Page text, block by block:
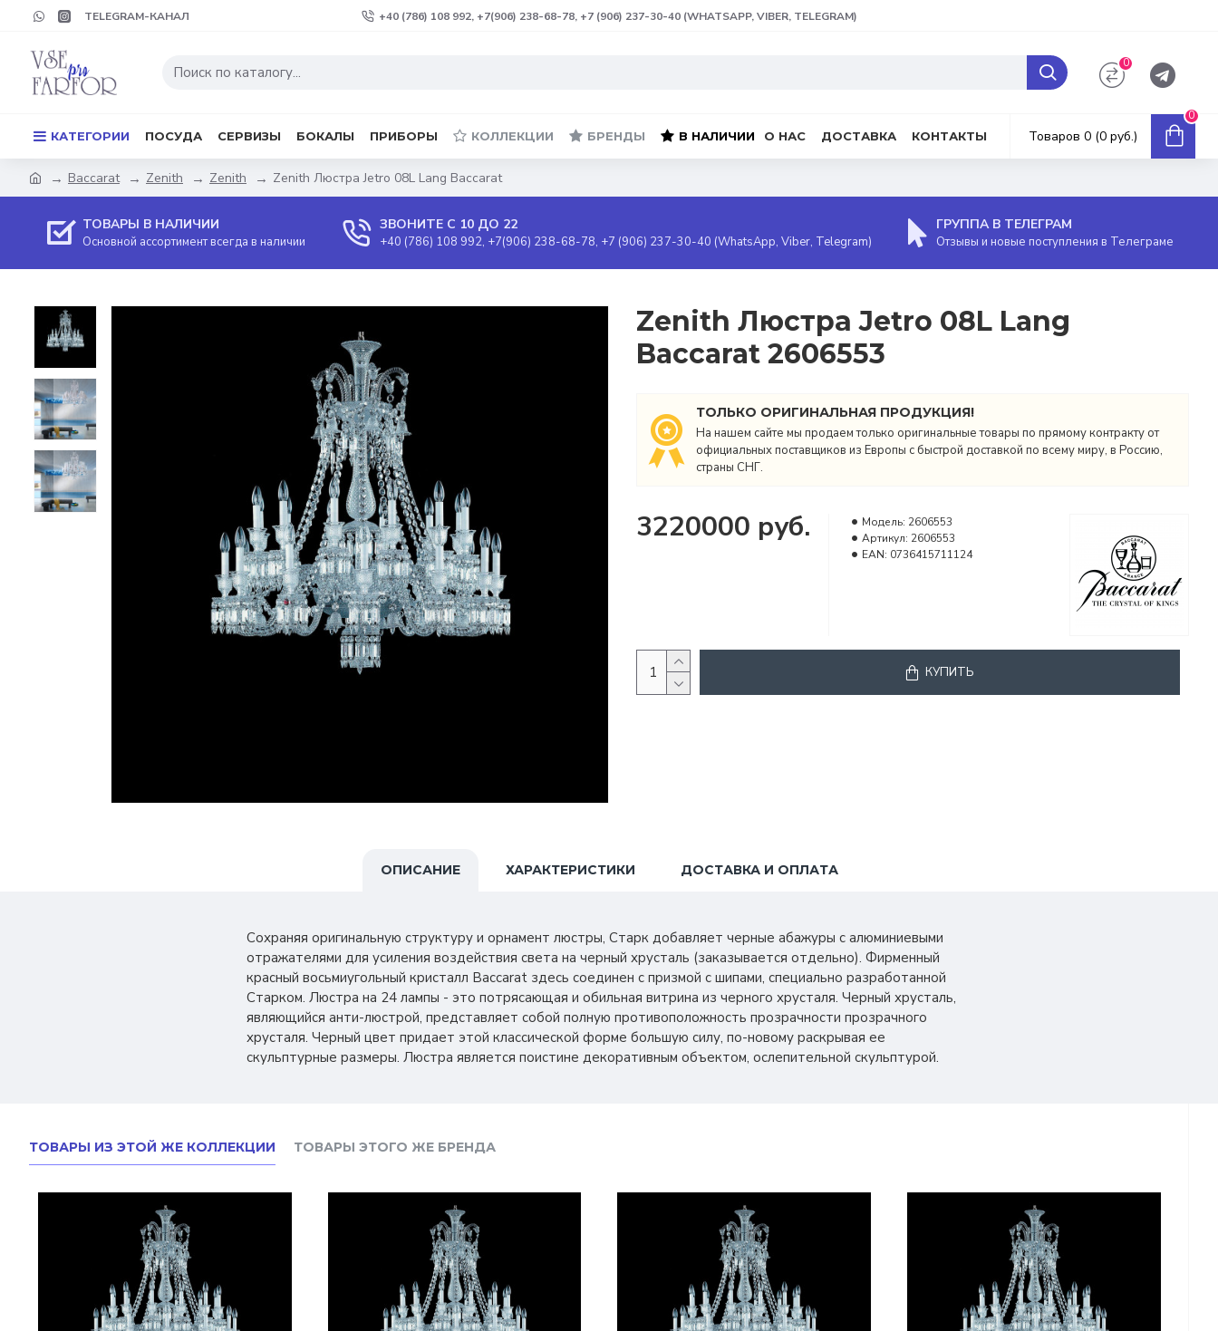
TELEGRAM-КАНАЛ +40 (786) 108 992, +7(906) 238-68-78, +7 (906) 237-30-40 (WHATSAPP, VIBER, TELEGRAM)
0
КАТЕГОРИИ ПОСУДА СЕРВИЗЫ БОКАЛЫ ПРИБОРЫ КОЛЛЕКЦИИ БРЕНДЫ В НАЛИЧИИ О НАС ДОСТАВКА КОНТАКТЫ Товаров 0 (0 руб.)
0
Baccarat Zenith Zenith Zenith Люстра Jetro 08L Lang Baccarat
ТОВАРЫ В НАЛИЧИИ
Основной ассортимент всегда в наличии
ЗВОНИТЕ С 10 ДО 22
+40 (786) 108 992, +7(906) 238-68-78, +7 (906) 237-30-40 (WhatsApp, Viber, Telegram)
ГРУППА В ТЕЛЕГРАМ
Отзывы и новые поступления в Телеграме
Zenith Люстра Jetro 08L Lang
Baccarat 2606553
ТОЛЬКО ОРИГИНАЛЬНАЯ ПРОДУКЦИЯ!
На нашем сайте мы продаем только оригинальные товары по прямому контракту от
официальных поставщиков из Европы с быстрой доставкой по всему миру, в Россию,
страны СНГ.
3220000 руб. Модель: 2606553
Артикул: 2606553
EAN: 0736415711124
КУПИТЬ
ОПИСАНИЕ ХАРАКТЕРИСТИКИ ДОСТАВКА И ОПЛАТА
Сохраняя оригинальную структуру и орнамент люстры, Старк добавляет черные абажуры с алюминиевыми
отражателями для усиления воздействия света на черный хрусталь (заказывается отдельно). Фирменный
красный восьмиугольный кристалл Baccarat здесь соединен с призмой с шипами, специально разработанной
Старком. Люстра на 24 лампы - это потрясающая и обильная витрина из черного хрусталя. Черный хрусталь,
являющийся анти-люстрой, представляет собой полную противоположность прозрачности прозрачного
хрусталя. Черный цвет придает этой классической форме большую силу, по-новому раскрывая ее
скульптурные размеры. Люстра является поистине декоративным объектом, ослепительной скульптурой.
ТОВАРЫ ИЗ ЭТОЙ ЖЕ КОЛЛЕКЦИИ ТОВАРЫ ЭТОГО ЖЕ БРЕНДА